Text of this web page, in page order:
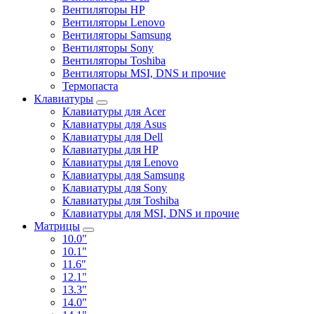
Вентиляторы HP
Вентиляторы Lenovo
Вентиляторы Samsung
Вентиляторы Sony
Вентиляторы Toshiba
Вентиляторы MSI, DNS и прочие
Термопаста
Клавиатуры
Клавиатуры для Acer
Клавиатуры для Asus
Клавиатуры для Dell
Клавиатуры для HP
Клавиатуры для Lenovo
Клавиатуры для Samsung
Клавиатуры для Sony
Клавиатуры для Toshiba
Клавиатуры для MSI, DNS и прочие
Матрицы
10.0"
10.1"
11.6"
12.1"
13.3"
14.0"